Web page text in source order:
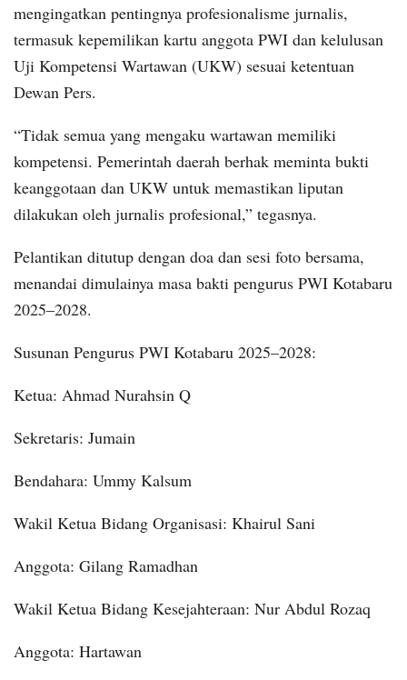
mengingatkan pentingnya profesionalisme jurnalis,
termasuk kepemilikan kartu anggota PWI dan kelulusan
Uji Kompetensi Wartawan (UKW) sesuai ketentuan
Dewan Pers.
“Tidak semua yang mengaku wartawan memiliki
kompetensi. Pemerintah daerah berhak meminta bukti
keanggotaan dan UKW untuk memastikan liputan
dilakukan oleh jurnalis profesional,” tegasnya.
Pelantikan ditutup dengan doa dan sesi foto bersama,
menandai dimulainya masa bakti pengurus PWI Kotabaru
2025–2028.
Susunan Pengurus PWI Kotabaru 2025–2028:
Ketua: Ahmad Nurahsin Q
Sekretaris: Jumain
Bendahara: Ummy Kalsum
Wakil Ketua Bidang Organisasi: Khairul Sani
Anggota: Gilang Ramadhan
Wakil Ketua Bidang Kesejahteraan: Nur Abdul Rozaq
Anggota: Hartawan